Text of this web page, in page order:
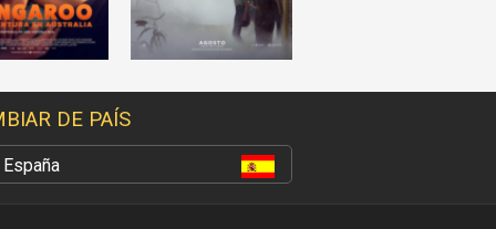
DE PAÍS
España